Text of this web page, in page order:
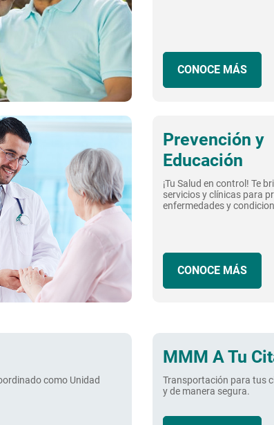
CONOCE MÁS
Prevención y
Educación
¡Tu Salud en control! Te
servicios y clínicas para
enfermedades y
CONOCE MÁS
como Unidad
MMM A Tu
Transportación para tus
y de manera segura.